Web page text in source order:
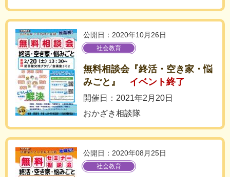
公開日：2020年10月26日
社会教育
無料相談会『終活・空き家・悩
みごと』
イベント終了
開催日：2021年2月20日
おかざき相談隊
公開日：2020年08月25日
社会教育